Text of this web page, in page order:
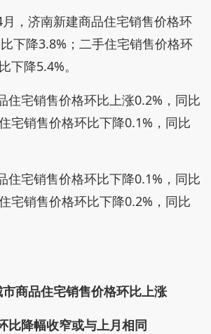
，济南新建商品住宅销售价格环
下降3.8%；二手住宅销售价格环
下降5.4%。
住宅销售价格环比上涨0.2%，同比
宅销售价格环比下降0.1%，同比
住宅销售价格环比下降0.1%，同比
宅销售价格环比下降0.2%，同比
商品住宅销售价格环比上涨
比降幅收窄或与上月相同